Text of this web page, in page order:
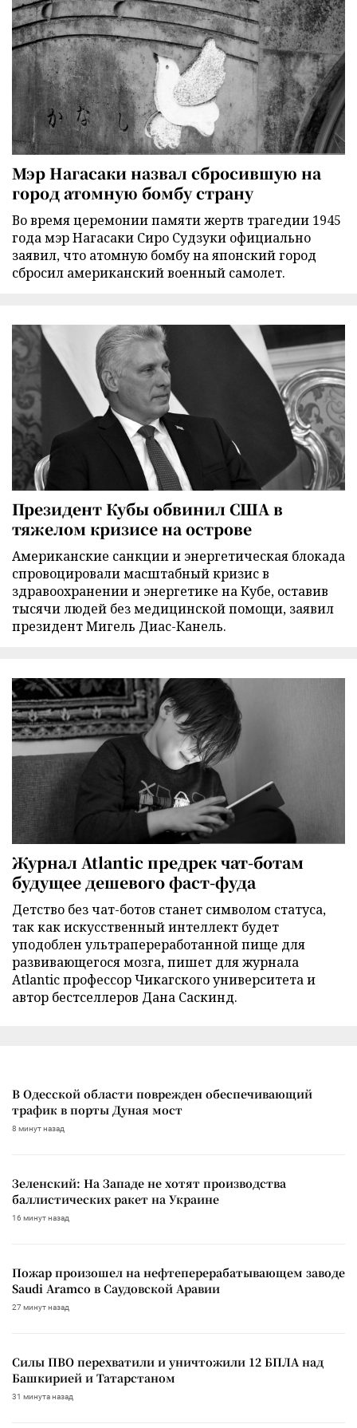
Мэр Нагасаки назвал сбросившую на
город атомную бомбу страну
Во время церемонии памяти жертв трагедии 1945
года мэр Нагасаки Сиро Судзуки официально
заявил, что атомную бомбу на японский город
сбросил американский военный самолет.
Президент Кубы обвинил США в
тяжелом кризисе на острове
Американские санкции и энергетическая блокада
спровоцировали масштабный кризис в
здравоохранении и энергетике на Кубе, оставив
тысячи людей без медицинской помощи, заявил
президент Мигель Диас-Канель.
Журнал Atlantic предрек чат-ботам
будущее дешевого фаст-фуда
Детство без чат-ботов станет символом статуса,
так как искусственный интеллект будет
уподоблен ультрапереработанной пище для
развивающегося мозга, пишет для журнала
Atlantic профессор Чикагского университета и
автор бестселлеров Дана Саскинд.
В Одесской области поврежден обеспечивающий
трафик в порты Дуная мост
8 минут назад
Зеленский: На Западе не хотят производства
баллистических ракет на Украине
16 минут назад
Пожар произошел на нефтеперерабатывающем заводе
Saudi Aramco в Саудовской Аравии
27 минут назад
Силы ПВО перехватили и уничтожили 12 БПЛА над
Башкирией и Татарстаном
31 минута назад